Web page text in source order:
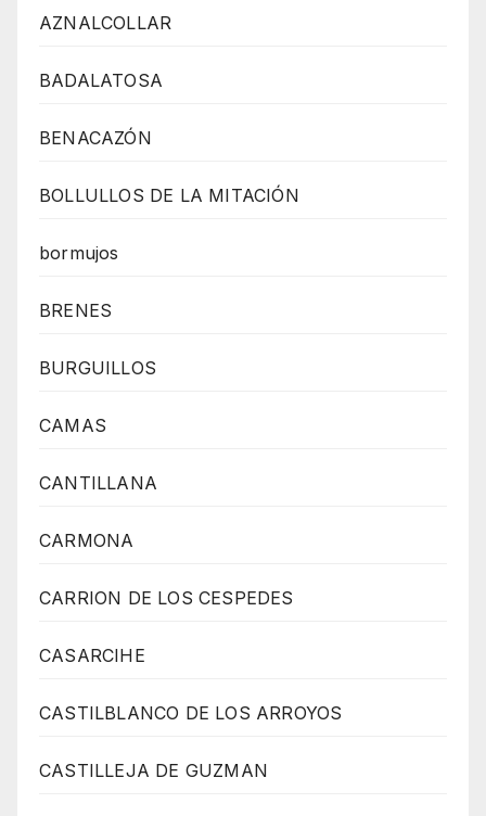
AZNALCOLLAR
BADALATOSA
BENACAZÓN
BOLLULLOS DE LA MITACIÓN
bormujos
BRENES
BURGUILLOS
CAMAS
CANTILLANA
CARMONA
CARRION DE LOS CESPEDES
CASARCIHE
CASTILBLANCO DE LOS ARROYOS
CASTILLEJA DE GUZMAN